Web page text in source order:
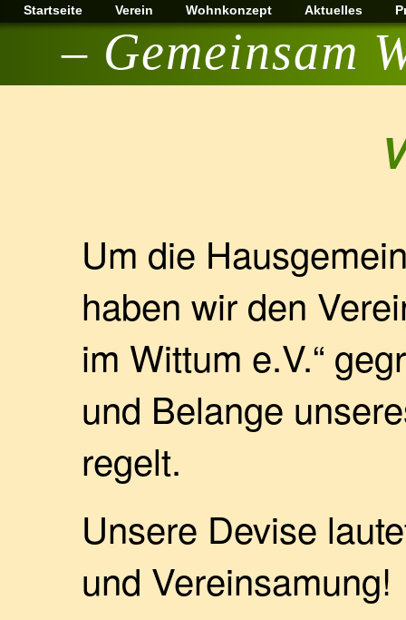
Startseite Verein Wohnkonzept Aktuelles
– Gemeinsam
Um die
haben wir den
im Wittum e.V.“
und Belange
regelt.
Unsere Devise
und Vereinsamung!